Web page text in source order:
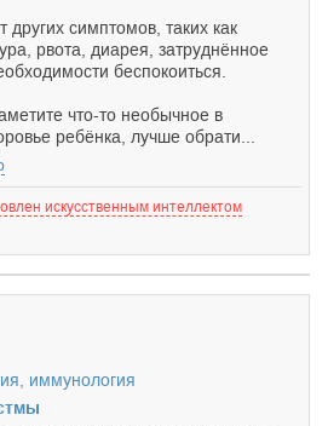
других симптомов, таких как
рвота, диарея, затруднённое
беспокоиться.
что-то необычное в
ребёнка, лучше обрати...
искусственным интеллектом
иммунология